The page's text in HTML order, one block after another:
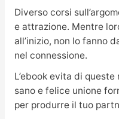
Diverso corsi
e attrazione. Mentre
all’inizio, non lo fanno
nel connessione.
L’ebook evita di
sano e felice unione
per produrre il tuo